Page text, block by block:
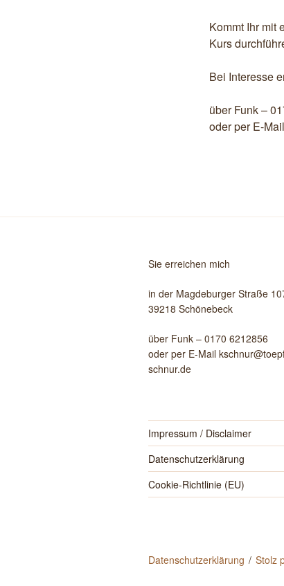
Kommt Ihr mit
Kurs
Bei Interesse
über Funk –
oder per E-
Sie erreichen mich
in der Magdeburger Straße
39218 Schönebeck
über Funk – 0170 6212856
oder per E-Mail
schnur.de
Impressum / Disclaimer
Datenschutzerklärung
Cookie-Richtlinie (EU)
Datenschutzerklärung Stolz